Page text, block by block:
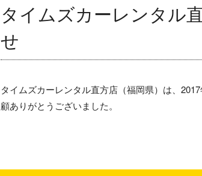
タイムズカーレンタル
せ
タイムズカーレンタル直方店（福岡県）は、
顧ありがとうございました。